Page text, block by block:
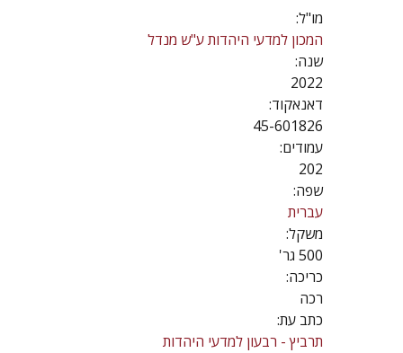
מו"ל:
המכון למדעי היהדות ע"ש מנדל
שנה:
2022
דאנאקוד:
45-601826
עמודים:
202
שפה:
עברית
משקל:
500 גר'
כריכה:
רכה
כתב עת:
תרביץ - רבעון למדעי היהדות